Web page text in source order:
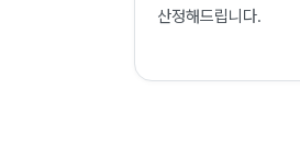
산정해드립니다.